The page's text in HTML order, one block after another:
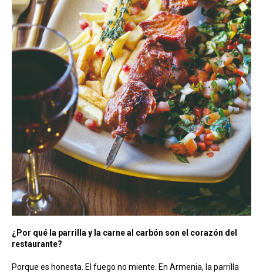
¿Por qué la parrilla y la carne al carbón son el corazón del
restaurante?
Porque es honesta. El fuego no miente. En Armenia, la parrilla